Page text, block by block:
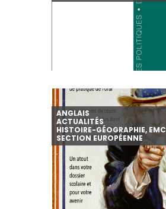
ANGLAIS
ACTUALITÉS
HISTOIRE-GÉOGRAPHIE, EMC
SECTION EUROPÉENNE